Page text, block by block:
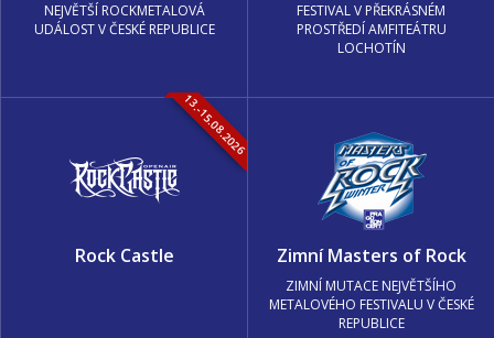
NEJVĚTŠÍ ROCKMETALOVÁ
UDÁLOST V ČESKÉ REPUBLICE
FESTIVAL V PŘEKRÁSNÉM
PROSTŘEDÍ AMFITEÁTRU
LOCHOTÍN
13.-15.08.2026
Rock Castle Zimní Masters of Rock
ZIMNÍ MUTACE NEJVĚTŠÍHO
METALOVÉHO FESTIVALU V ČESKÉ
REPUBLICE